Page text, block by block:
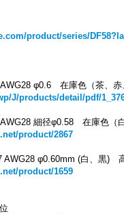
product/series/
φ0.6 在庫色（茶、赤
J/products/detail/pdf/
細径φ0.58 在庫色（
product/2867
φ0.60mm (白、黒)
product/1659